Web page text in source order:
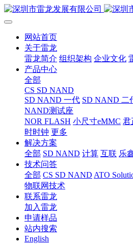
网站首页
关于雷龙
雷龙简介 组织架构 企业文化
产品中心
全部
CS SD NAND
SD NAND 一代 SD NAND 二
NAND测试座
NOR FLASH 小尺寸eMMC 君
时时钟 更多
解决方案
全部 SD NAND 计算 互联 乐
技术问答
全部 CS SD NAND ATO
物联网技术
联系雷龙
加入雷龙
申请样品
站内搜索
English